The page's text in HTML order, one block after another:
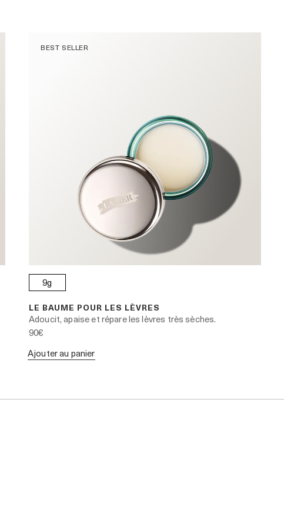
BEST SELLER
9g
LE BAUME POUR LES LÈVRES
Adoucit, apaise et répare les lèvres très sèches.
90€
Ajouter au panier